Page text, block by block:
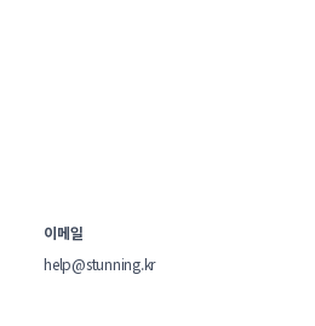
이메일
help@stunning.kr